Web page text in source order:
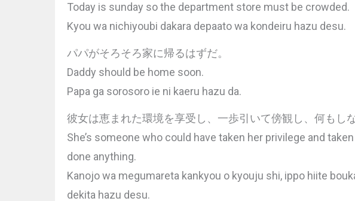
Today is sunday so the department store must be crowded.
Kyou wa nichiyoubi dakara depaato wa kondeiru hazu desu.
パパがそろそろ家に帰るはずだ。
Daddy should be home soon.
Papa ga sorosoro ie ni kaeru hazu da.
彼女は恵まれた環境を享受し、一歩引いて傍観し、何もし
She’s someone who could have taken her privilege and
done anything.
Kanojo wa megumareta kankyou o kyouju shi, ippo hiite
dekita hazu desu.